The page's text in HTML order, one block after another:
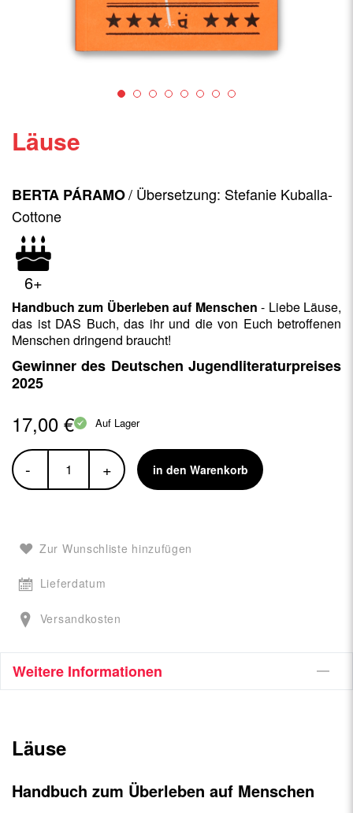
Läuse
BERTA PÁRAMO/ Übersetzung: Stefanie Kuballa-
Cottone
6+
Handbuch zum Überleben auf Menschen - Liebe Läuse,
das ist DAS Buch, das ihr und die von Euch betroffenen
Menschen dringend braucht!
Gewinner des Deutschen Jugendliteraturpreises
2025
17,00 € Auf Lager
- + in den Warenkorb
Zur Wunschliste hinzufügen
Lieferdatum
Versandkosten
Weitere Informationen
Läuse
Handbuch zum Überleben auf Menschen